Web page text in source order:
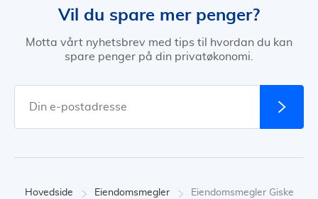
Vil du spare mer penger?
Motta vårt nyhetsbrev med tips til hvordan du kan
spare penger på din privatøkonomi.
Hovedside Eiendomsmegler Eiendomsmegler Giske